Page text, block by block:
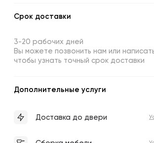
Срок доставки
3-20 рабочих дней
Вы можете позвонить нам или
чтобы узнать точный срок доставки
Дополнительные услуги
Доставка до двери